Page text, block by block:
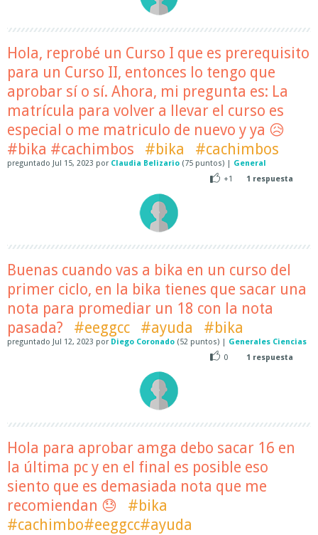
Hola, reprobé un Curso I que es prerequisito
para un Curso II, entonces lo tengo que
aprobar sí o sí. Ahora, mi pregunta es: La
matrícula para volver a llevar el curso es
especial o me matriculo de nuevo y ya 😥
#bika #cachimbos
#bika #cachimbos
preguntado Jul 15, 2023 por Claudia Belizario (75 puntos) | General
+1
1 respuesta
Buenas cuando vas a bika en un curso del
primer ciclo, en la bika tienes que sacar una
nota para promediar un 18 con la nota
pasada?
#eeggcc #ayuda #bika
preguntado Jul 12, 2023 por Diego Coronado (52 puntos) | Generales Ciencias
0
1 respuesta
Hola para aprobar amga debo sacar 16 en
la última pc y en el final es posible eso
siento que es demasiada nota que me
recomiendan 😓
#bika
#cachimbo#eeggcc#ayuda